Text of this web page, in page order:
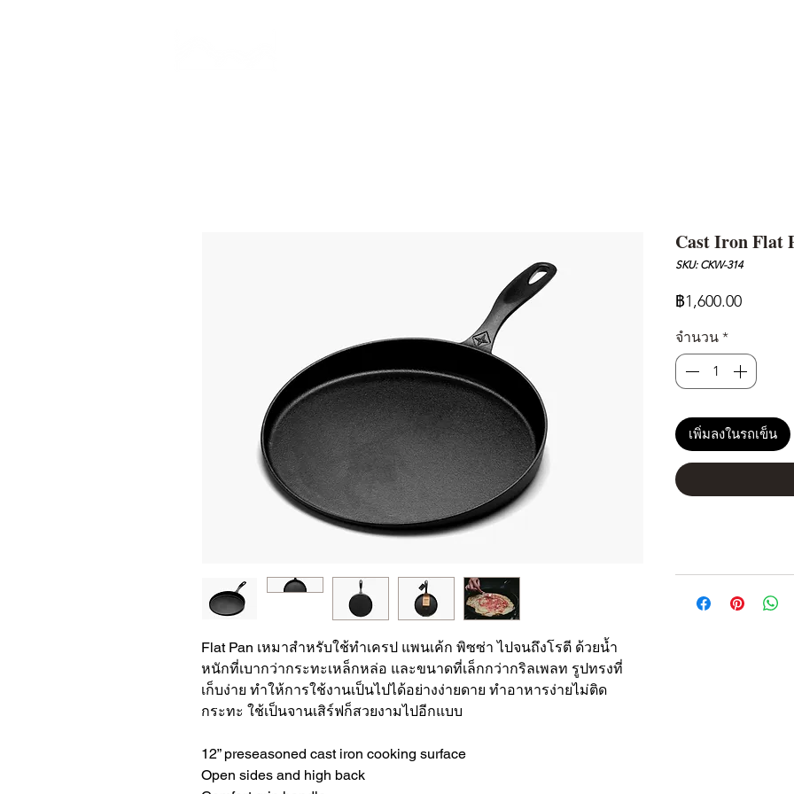
Flat Pan เหมาสำหรับใช้ทำเครป แพนเค้ก พิซซ่า ไปจนถึงโรตี ด้วยน้ำ
หนักที่เบากว่ากระทะเหล็กหล่อ และขนาดที่เล็กกว่ากริลเพลท รูปทรงที่
เก็บง่าย ทำให้การใช้งานเป็นไปได้อย่างง่ายดาย ทำอาหารง่ายไม่ติด
กระทะ ใช้เป็นจานเสิร์ฟก็สวยงามไปอีกแบบ
12” preseasoned cast iron cooking surface
Open sides and high back
Cast Iron Flat
SKU: CKW-314
฿1,600.00ราคา
จำนวน *
เพิ่มลงในรถเข็น